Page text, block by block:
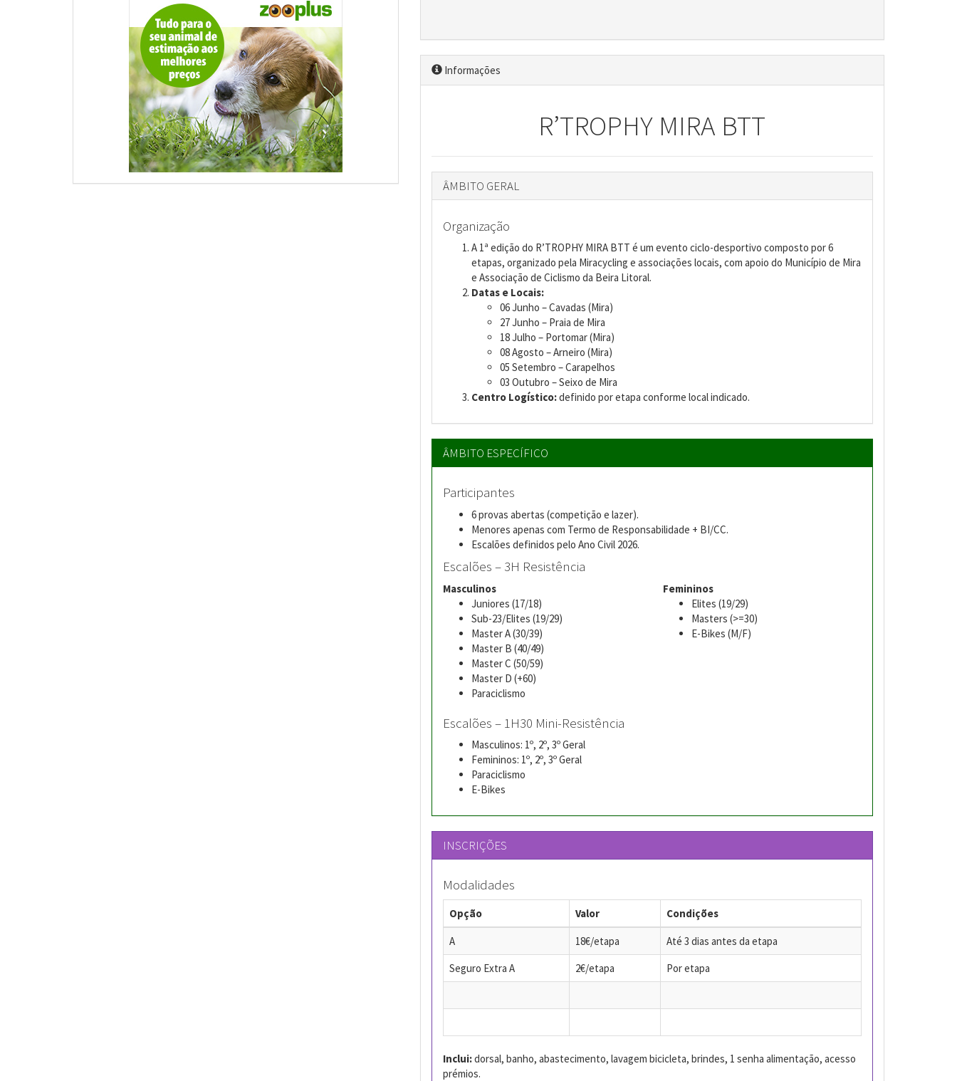
Informações
R’TROPHY MIRA BTT
ÂMBITO GERAL
Organização
A 1ª edição do R’TROPHY MIRA BTT é um evento ciclo-desportivo composto por 6
etapas, organizado pela Miracycling e associações locais, com apoio do Município de Mira
e Associação de Ciclismo da Beira Litoral.
Datas e Locais:
06 Junho – Cavadas (Mira)
27 Junho – Praia de Mira
18 Julho – Portomar (Mira)
08 Agosto – Arneiro (Mira)
05 Setembro – Carapelhos
03 Outubro – Seixo de Mira
Centro Logístico:definido por etapa conforme local indicado.
ÂMBITO ESPECÍFICO
Participantes
6 provas abertas (competição e lazer).
Menores apenas com Termo de Responsabilidade + BI/CC.
Escalões definidos pelo Ano Civil 2026.
Escalões – 3H Resistência
Masculinos
Juniores (17/18)
Sub-23/Elites (19/29)
Master A (30/39)
Master B (40/49)
Master C (50/59)
Master D (+60)
Paraciclismo
Femininos
Elites (19/29)
Masters (>=30)
E-Bikes (M/F)
Escalões – 1H30 Mini-Resistência
Masculinos: 1º, 2º, 3º Geral
Femininos: 1º, 2º, 3º Geral
Paraciclismo
E-Bikes
INSCRIÇÕES
Modalidades
Opção Valor Condições
A 18€/etapa
Até 3 dias antes da etapa
Seguro Extra A
2€/etapa Por etapa
Inclui:dorsal, banho, abastecimento, lavagem bicicleta, brindes, 1 senha alimentação, acesso
prémios.